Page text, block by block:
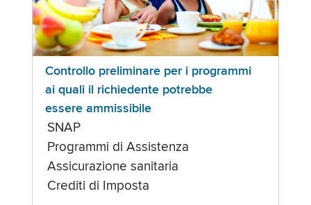
Controllo preliminare per i programmi
ai quali il richiedente potrebbe
essere ammissibile
SNAP
Programmi di Assistenza
Assicurazione sanitaria
Crediti di Imposta